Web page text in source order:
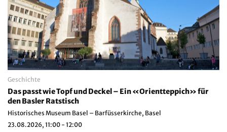
Geschichte
Das passt wie Topf und Deckel – Ein «Orientteppich» für
den Basler Ratstisch
Historisches Museum Basel – Barfüsserkirche, Basel
23.08.2026, 11:00 - 12:00